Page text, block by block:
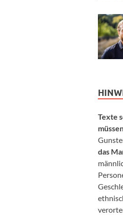
Texte
das